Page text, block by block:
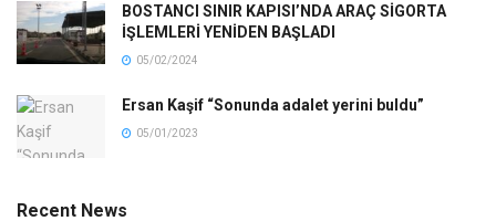
BOSTANCI SINIR KAPISI’NDA ARAÇ SİGORTA
İŞLEMLERİ YENİDEN BAŞLADI
05/02/2024
Ersan Kaşif “Sonunda adalet yerini buldu”
05/01/2023
Recent News